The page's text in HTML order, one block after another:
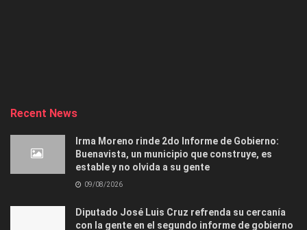
Recent News
Irma Moreno rinde 2do Informe de Gobierno:
Buenavista, un municipio que construye, es
estable y no olvida a su gente
09/08/2026
Diputado José Luis Cruz refrenda su cercanía
con la gente en el segundo informe de gobierno